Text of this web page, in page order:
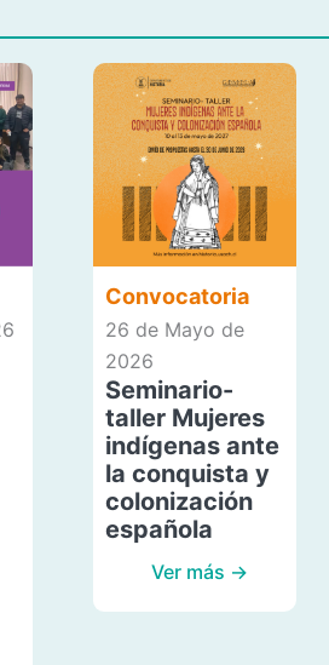
Convocatoria
26 de Mayo de
2026
Seminario-
taller Mujeres
indígenas ante
la conquista y
colonización
española
Ver más →